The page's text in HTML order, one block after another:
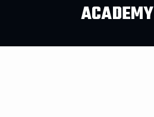
ACADEMY